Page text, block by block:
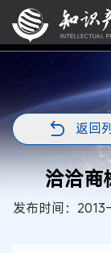
返回
洽洽商
发布时间：